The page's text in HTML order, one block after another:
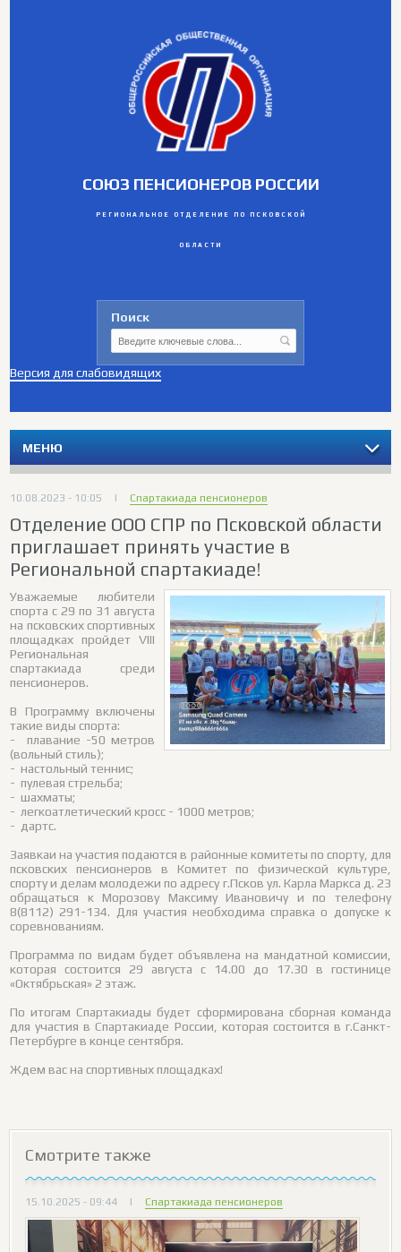
СОЮЗ ПЕНСИОНЕРОВ РОССИИ
РЕГИОНАЛЬНОЕ ОТДЕЛЕНИЕ ПО ПСКОВСКОЙ
ОБЛАСТИ
Поиск
Версия для слабовидящих
МЕНЮ
10.08.2023 - 10:05 | Спартакиада пенсионеров
Отделение ООО СПР по Псковской области
приглашает принять участие в
Региональной спартакиаде!
Уважаемые любители
спорта с 29 по 31 августа
на псковских спортивных
площадках пройдет VIII
Региональная
спартакиада среди
пенсионеров.
В Программу включены
такие виды спорта:
- плавание -50 метров
(вольный стиль);
- настольный теннис;
- пулевая стрельба;
- шахматы;
- легкоатлетический кросс - 1000 метров;
- дартс.
Заявкаи на участия подаются в районные комитеты по спорту, для
псковских пенсионеров в Комитет по физической культуре,
спорту и делам молодежи по адресу г.Псков ул. Карла Маркса д. 23
обращаться к Морозову Максиму Ивановичу и по телефону
8(8112) 291-134. Для участия необходима справка о допуске к
соревнованиям.
Программа по видам будет объявлена на мандатной комиссии,
которая состоится 29 августа с 14.00 до 17.30 в гостинице
«Октябрьская» 2 этаж.
По итогам Спартакиады будет сформирована сборная команда
для участия в Спартакиаде России, которая состоится в г.Санкт-
Петербурге в конце сентября.
Ждем вас на спортивных площадках!
Смотрите также
15.10.2025 - 09:44 | Спартакиада пенсионеров